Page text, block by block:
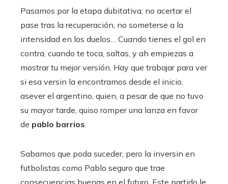
Pasamos por la etapa dubitativa, no acertar el
pase tras la recuperación, no someterse a la
intensidad en los duelos… Cuando tienes el gol en
contra, cuando te toca, saltas, y ah empiezas a
mostrar tu mejor versión. Hay que trabajar para ver
si esa versin la encontramos desde el inicio,
asever el argentino, quien, a pesar de que no tuvo
su mayor tarde, quiso romper una lanza en favor
de pablo barrios.
Sabamos que poda suceder, pero la inversin en
futbolistas como Pablo seguro que trae